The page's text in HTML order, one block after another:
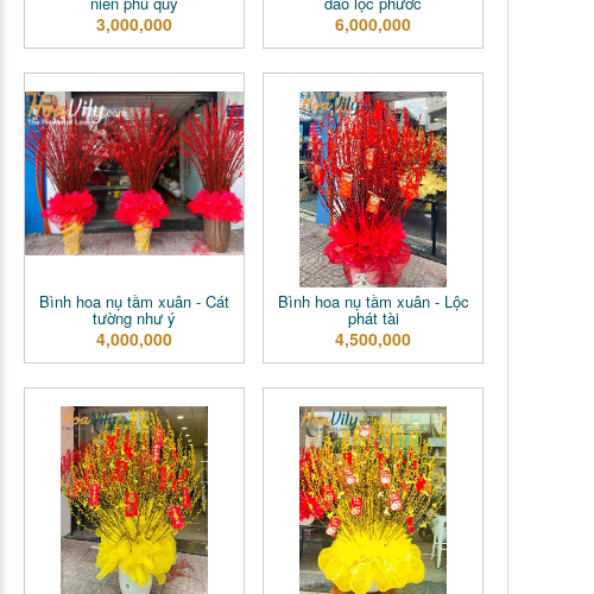
3,000,000 6,000,000
Bình hoa nụ tầm xuân - Cát
tường như ý
4,000,000
Bình hoa nụ tầm xuân - Lộc
phát tài
4,500,000